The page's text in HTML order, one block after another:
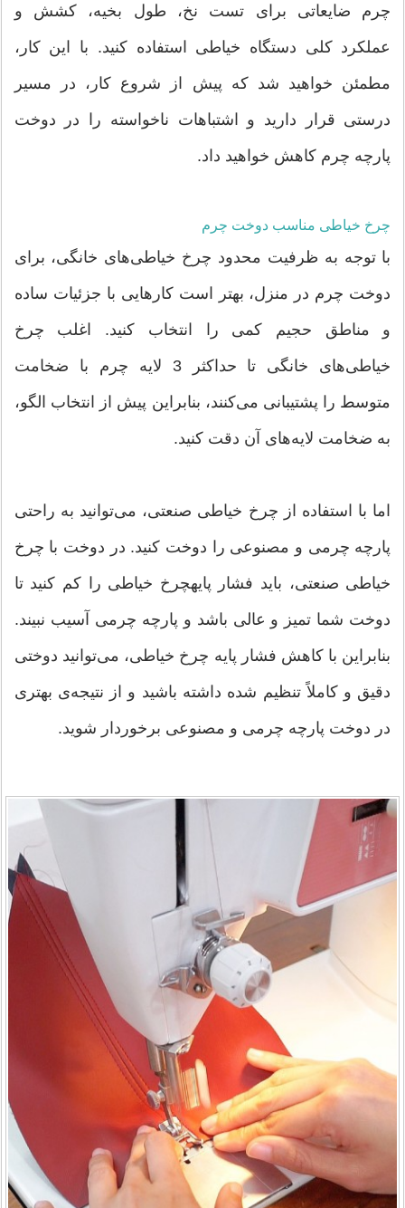
چرم ضایعاتی برای تست نخ، طول بخیه، کشش و
عملکرد کلی دستگاه خیاطی استفاده کنید. با این کار،
مطمئن خواهید شد که پیش از شروع کار، در مسیر
درستی قرار دارید و اشتباهات ناخواسته را در دوخت
پارچه چرم کاهش خواهید داد.
چرخ خیاطی مناسب دوخت چرم
با توجه به ظرفیت محدود چرخ خیاطی‌های خانگی، برای
دوخت چرم در منزل، بهتر است کارهایی با جزئیات ساده
و مناطق حجیم کمی را انتخاب کنید. اغلب چرخ
خیاطی‌های خانگی تا حداکثر 3 لایه چرم با ضخامت
متوسط را پشتیبانی می‌کنند، بنابراین پیش از انتخاب الگو،
به ضخامت لایه‌های آن دقت کنید.
اما با استفاده از چرخ خیاطی صنعتی، می‌توانید به راحتی
پارچه چرمی و مصنوعی را دوخت کنید. در دوخت با چرخ
خیاطی صنعتی، باید فشار پایهچرخ خیاطی را کم کنید تا
دوخت شما تمیز و عالی باشد و پارچه چرمی آسیب نبیند.
بنابراین با کاهش فشار پایه چرخ خیاطی، می‌توانید دوختی
دقیق و کاملاً تنظیم شده داشته باشید و از نتیجه‌ی بهتری
در دوخت پارچه چرمی و مصنوعی برخوردار شوید.